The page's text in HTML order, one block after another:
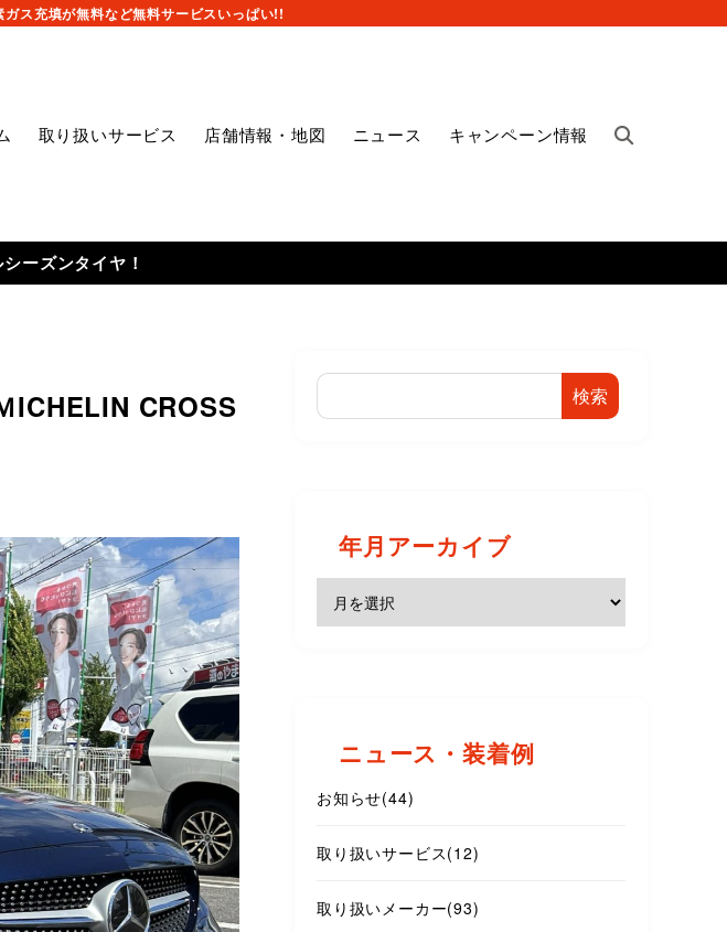
ス充填が無料など無料サービスいっぱい!!
取り扱いサービス 店舗情報・地図 ニュース キャンペーン情報
ーズンタイヤ！
CROSS
検索
年月アーカイブ
ニュース・装着例
お知らせ(44)
取り扱いサービス(12)
取り扱いメーカー(93)